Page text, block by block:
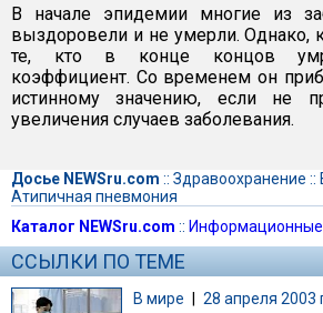
В начале эпидемии многие из
выздоровели и не умерли. Однако,
те, кто в конце концов
коэффициент. Со временем он
истинному значению, если не
увеличения случаев заболевания.
Досье NEWSru.com :: Здравоохранение ::
Атипичная пневмония
Каталог NEWSru.com :: Информационные
ССЫЛКИ ПО ТЕМЕ
В мире | 28 апреля 2003